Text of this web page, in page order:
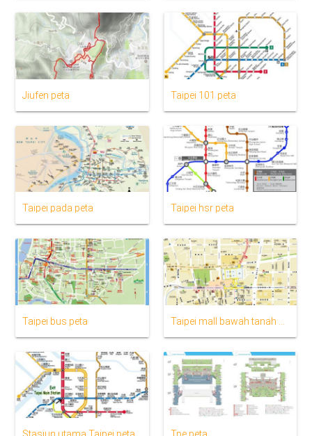
Jiufen peta Taipei 101 peta
Taipei pada peta Taipei hsr peta
Taipei bus peta